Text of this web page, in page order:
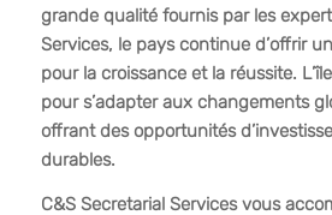
grande qualité fournis par les
Services, le pays continue d’offrir
pour la croissance et la réussite.
pour s’adapter aux changements
offrant des opportunités
durables.
C&S Secretarial Services vous